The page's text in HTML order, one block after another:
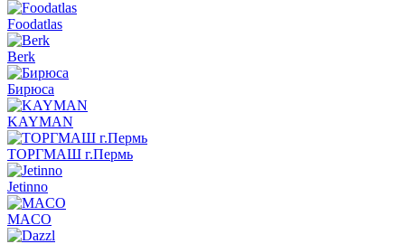
Foodatlas
Berk
Бирюса
KAYMAN
ТОРГМАШ г.Пермь
Jetinno
MACO